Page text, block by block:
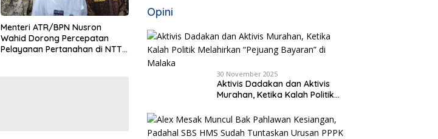
Menteri ATR/BPN Nusron
Wahid Dorong Percepatan
Pelayanan Pertanahan di NTT,
Opini
30 November 2025
Aktivis Dadakan dan Aktivis
Murahan, Ketika Kalah Politik
di Malaka